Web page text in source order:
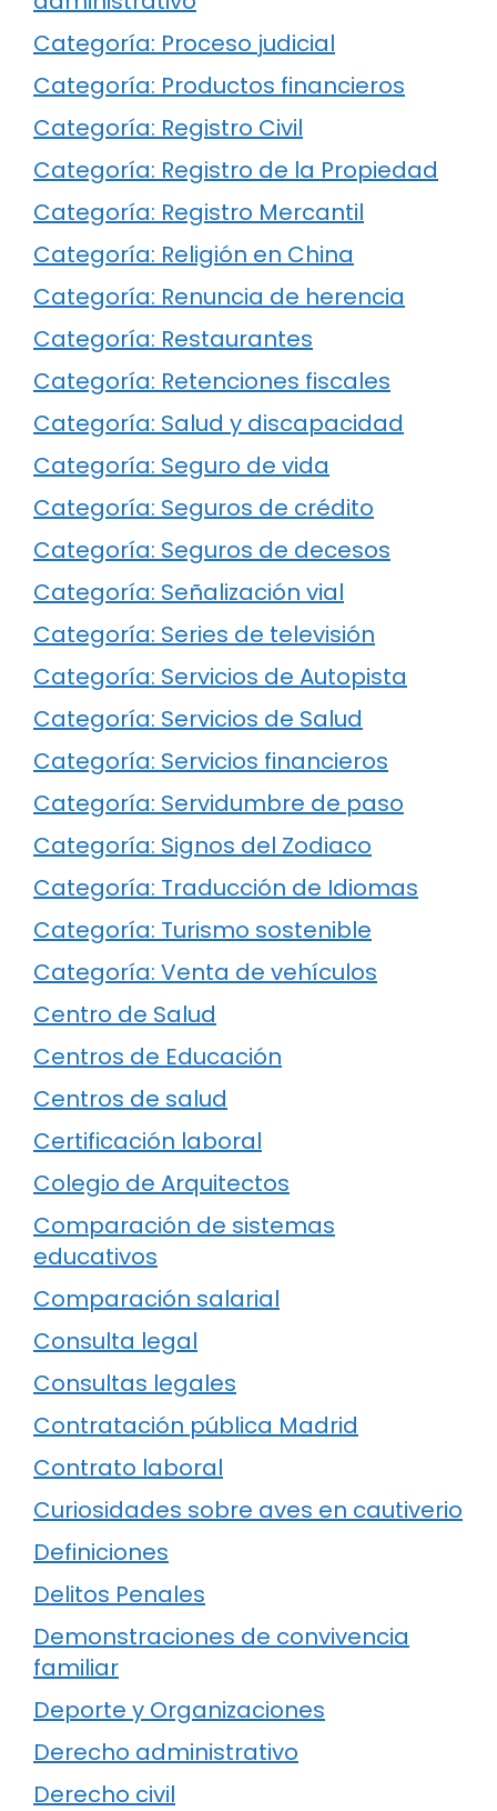
Categoría: Proceso judicial
Categoría: Productos financieros
Categoría: Registro Civil
Categoría: Registro de la Propiedad
Categoría: Registro Mercantil
Categoría: Religión en China
Categoría: Renuncia de herencia
Categoría: Restaurantes
Categoría: Retenciones fiscales
Categoría: Salud y discapacidad
Categoría: Seguro de vida
Categoría: Seguros de crédito
Categoría: Seguros de decesos
Categoría: Señalización vial
Categoría: Series de televisión
Categoría: Servicios de Autopista
Categoría: Servicios de Salud
Categoría: Servicios financieros
Categoría: Servidumbre de paso
Categoría: Signos del Zodiaco
Categoría: Traducción de Idiomas
Categoría: Turismo sostenible
Categoría: Venta de vehículos
Centro de Salud
Centros de Educación
Centros de salud
Certificación laboral
Colegio de Arquitectos
Comparación de sistemas
educativos
Comparación salarial
Consulta legal
Consultas legales
Contratación pública Madrid
Contrato laboral
Curiosidades sobre aves en cautiverio
Definiciones
Delitos Penales
Demonstraciones de convivencia
familiar
Deporte y Organizaciones
Derecho administrativo
Derecho civil